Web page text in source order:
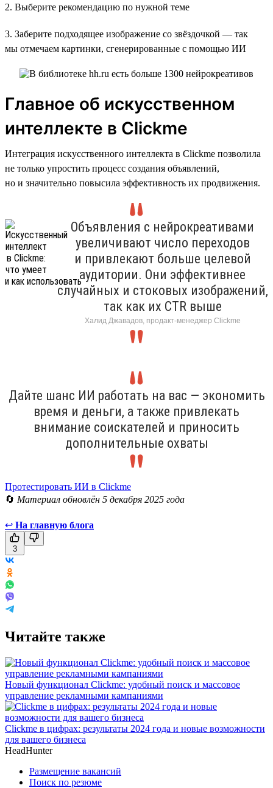
2. Выберите рекомендацию по нужной теме
3. Заберите подходящее изображение со звёздочкой — так
мы отмечаем картинки, сгенерированные с помощью ИИ
Главное об искусственном
интеллекте в Clickme
Интеграция искусственного интеллекта в Clickme позволила
не только упростить процесс создания объявлений,
но и значительно повысила эффективность их продвижения.
Объявления с нейрокреативами
увеличивают число переходов
и привлекают больше целевой
аудитории. Они эффективнее
случайных и стоковых изображений,
так как их CTR выше
Халид Джавадов, продакт-менеджер Clickme
Дайте шанс ИИ работать на вас — экономить
время и деньги, а также привлекать
внимание соискателей и приносить
дополнительные охваты
Протестировать ИИ в Clickme
🔄 Материал обновлён 5 декабря 2025 года
↩ На главную блога
3
Читайте также
Новый функционал Clickme: удобный поиск и массовое
управление рекламными кампаниями
Clickme в цифрах: результаты 2024 года и новые возможности
для вашего бизнеса
HeadHunter
Размещение вакансий
Поиск по резюме